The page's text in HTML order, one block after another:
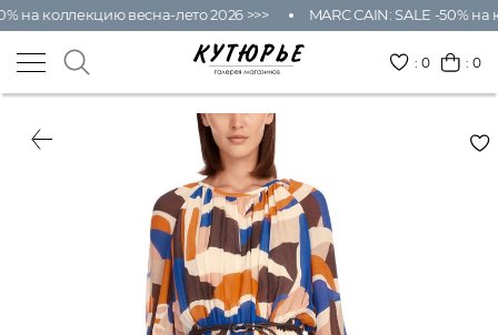
на коллекцию весна-лето 2026 >>> MARC CAIN: SALE -50%
:0 : 0